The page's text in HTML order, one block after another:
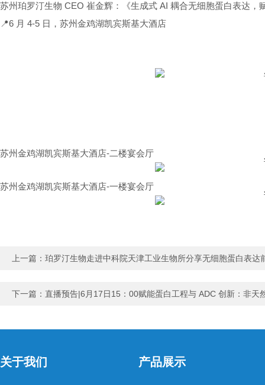
苏州珀罗汀生物 CEO 崔金辉：《生成式 AI 耦合无细胞蛋白表达，
📍6 月 4-5 日，苏州金鸡湖凯宾斯基大酒店
苏州金鸡湖凯宾斯基大酒店-二楼宴会厅
苏州金鸡湖凯宾斯基大酒店-一楼宴会厅
上一篇： 珀罗汀生物走进中科院天津工业生物所分享无细胞蛋白表达
下一篇： 直播预告|6月17日15：00赋能蛋白工程与 ADC 创新：非天
关于我们 产品展示